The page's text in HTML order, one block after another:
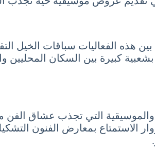
الفعاليات سباقات الخيل
بشعبية كبيرة بين السكان
التي تجذب عشاق الفن
الاستمتاع بمعارض الفنون